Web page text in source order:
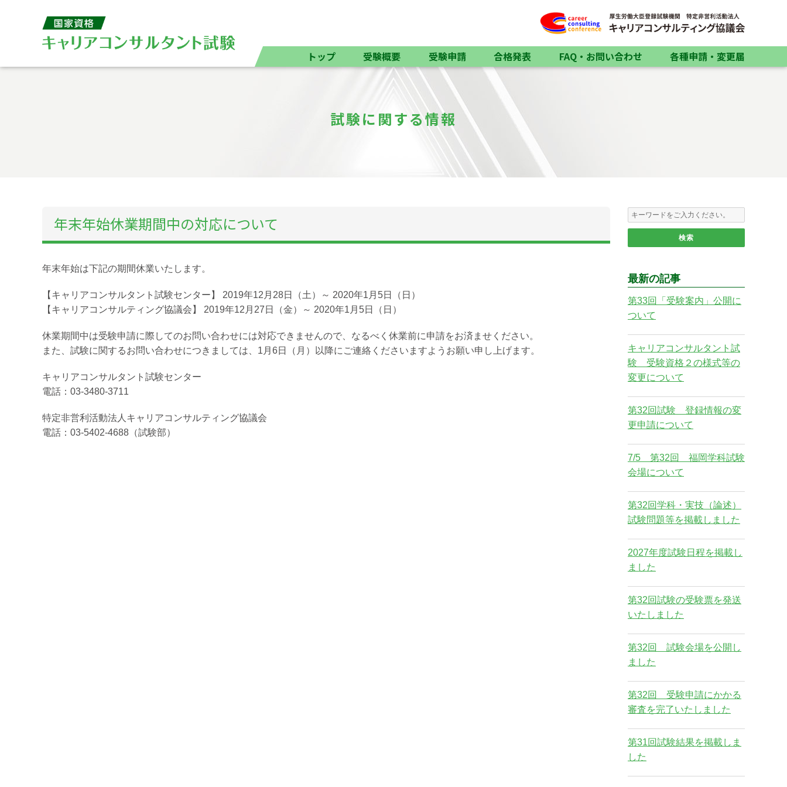
トップ 受験概要 受験申請 合格発表 FAQ・お問い合わせ 各種申請・変更届
試験に関する情報
年末年始休業期間中の対応について
年末年始は下記の期間休業いたします。
【キャリアコンサルタント試験センター】 2019年12月28日（土）～ 2020年1月5日（日）
【キャリアコンサルティング協議会】 2019年12月27日（金）～ 2020年1月5日（日）
休業期間中は受験申請に際してのお問い合わせには対応できませんので、なるべく休業前に申請をお済ませください。
また、試験に関するお問い合わせにつきましては、1月6日（月）以降にご連絡くださいますようお願い申し上げます。
キャリアコンサルタント試験センター
電話：03-3480-3711
特定非営利活動法人キャリアコンサルティング協議会
電話：03-5402-4688（試験部）
最新の記事
第33回「受験案内」公開に
ついて
キャリアコンサルタント試
験 受験資格２の様式等の
変更について
第32回試験 登録情報の変
更申請について
7/5 第32回 福岡学科試験
会場について
第32回学科・実技（論述）
試験問題等を掲載しました
2027年度試験日程を掲載し
ました
第32回試験の受験票を発送
いたしました
第32回 試験会場を公開し
ました
第32回 受験申請にかかる
審査を完了いたしました
第31回試験結果を掲載しま
した